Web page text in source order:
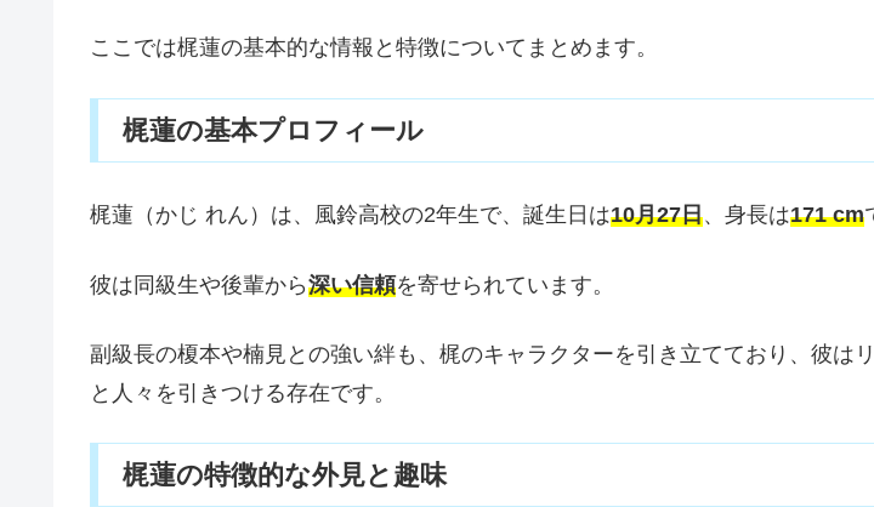
ここでは梶蓮の基本的な情報と特徴についてまとめます。
梶蓮の基本プロフィール
梶蓮（かじ れん）は、風鈴高校の2年生で、誕生日は10月27日、身長は171 cm
彼は同級生や後輩から深い信頼を寄せられています。
副級長の榎本や楠見との強い絆も、梶のキャラクターを引き立てており、彼は
と人々を引きつける存在です。
梶蓮の特徴的な外見と趣味